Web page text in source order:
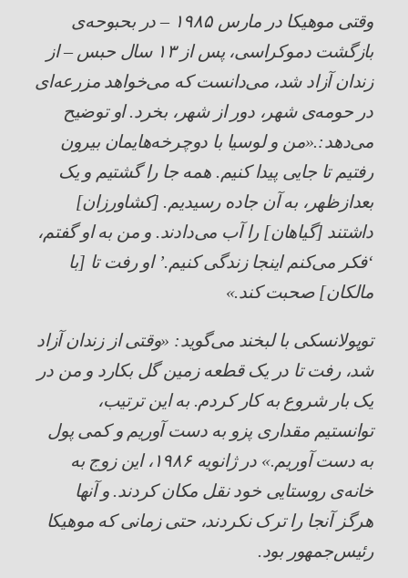
وقتی موهیکا در مارس۱۹۸۵ –
در بحبوحه‌ی
بازگشت دموکراسی، پس از۱۳ سال حبس – از
زندان آزاد شد، می‌دانست که می‌خواهد مزرعه‌ای
در حومه‌ی شهر، دور از شهر، بخرد. او توضیح
می‌دهد:.«من و لوسیا با دوچرخه‌هایمان بیرون
رفتیم تا جایی پیدا کنیم. همه جا را گشتیم و یک
بعدازظهر، به آن جاده رسیدیم. [کشاورزان]
داشتند [گیاهان] را آب می‌دادند. و من به او گفتم،
‘فکر می‌کنم اینجا زندگی کنیم.’ او رفت تا [با
مالکان] صحبت کند.»
توپولانسکی با لبخند می‌گوید: «وقتی از زندان آزاد
شد، رفت تا در یک قطعه زمین گل بکارد و من در
یک بار شروع به کار کردم. به این ترتیب،
توانستیم مقداری پزو به دست آوریم و کمی پول
به دست آوریم.» در ژانویه۱۹۸۶، این زوج به
خانه‌ی روستایی خود نقل مکان کردند. و آنها
هرگز آنجا را ترک نکردند، حتی زمانی که موهیکا
رئیس‌جمهور بود.